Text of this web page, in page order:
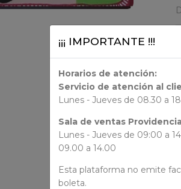
¡¡¡ IMPORTANTE !!!
Horarios de atención:
Servicio de atención al
Lunes - Jueves de 08.30 a
Sala de ventas
Lunes - Jueves de 09:00 a
09.00 a 14.00
Esta plataforma no emite
boleta.